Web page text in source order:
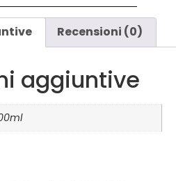
Recensioni (0)
aggiuntive